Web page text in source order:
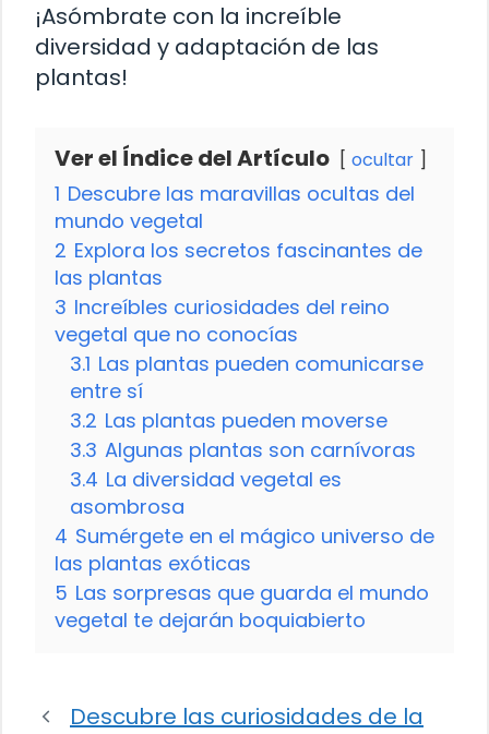
¡Asómbrate con la increíble
diversidad y adaptación de las
plantas!
Ver el Índice del Artículo ocultar
1 Descubre las maravillas ocultas del
mundo vegetal
2 Explora los secretos fascinantes de
las plantas
3 Increíbles curiosidades del reino
vegetal que no conocías
3.1 Las plantas pueden comunicarse
entre sí
3.2 Las plantas pueden moverse
3.3 Algunas plantas son carnívoras
3.4 La diversidad vegetal es
asombrosa
4 Sumérgete en el mágico universo de
las plantas exóticas
5 Las sorpresas que guarda el mundo
vegetal te dejarán boquiabierto
Descubre las curiosidades de la